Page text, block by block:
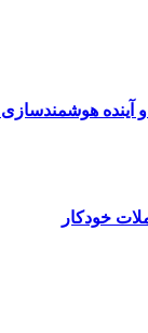
آینده
خودکار